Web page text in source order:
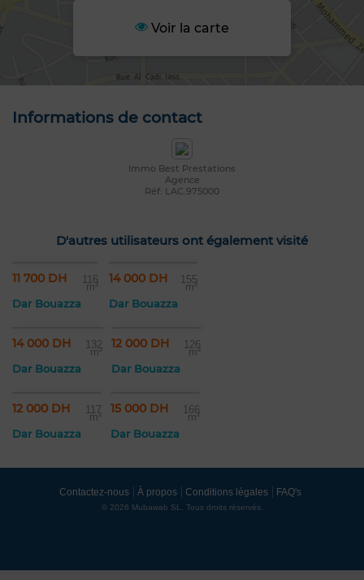
Voir la carte
Informations de contact
Immo Best Prestations
Agence
Réf: LAC.975000
D'autres utilisateurs ont également visité
11 700 DH 116
m²
Dar Bouazza
14 000 DH 155
m²
Dar Bouazza
14 000 DH 132
m²
Dar Bouazza
12 000 DH 126
m²
Dar Bouazza
12 000 DH 117
m²
Dar Bouazza
15 000 DH 166
m²
Dar Bouazza
Contactez-nous À propos Conditions légales FAQ's
© 2026 Mubawab SL. Tous droits réservés.